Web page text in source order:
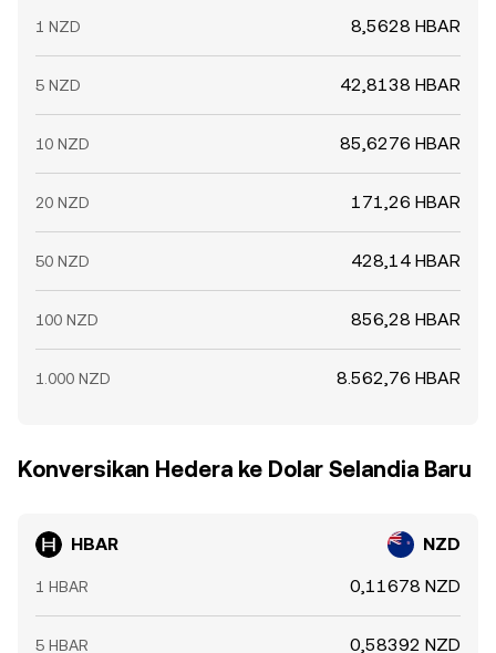
1 NZD 8,5628 HBAR
5 NZD 42,8138 HBAR
10 NZD 85,6276 HBAR
20 NZD 171,26 HBAR
50 NZD 428,14 HBAR
100 NZD 856,28 HBAR
1.000 NZD 8.562,76 HBAR
Konversikan Hedera ke Dolar Selandia Baru
HBAR NZD
1 HBAR 0,11678 NZD
5 HBAR 0,58392 NZD